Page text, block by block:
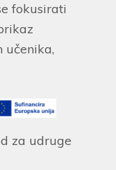
fokusirati
učenika,
za udruge